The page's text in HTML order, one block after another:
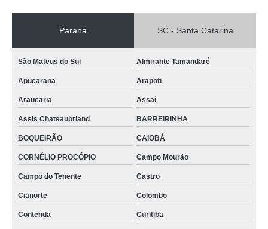
Paraná SC - Santa Catarina
São Mateus do Sul Almirante Tamandaré
Apucarana Arapoti
Araucária Assaí
Assis Chateaubriand BARREIRINHA
BOQUEIRÃO CAIOBÁ
CORNÉLIO PROCÓPIO Campo Mourão
Campo do Tenente Castro
Cianorte Colombo
Contenda Curitiba